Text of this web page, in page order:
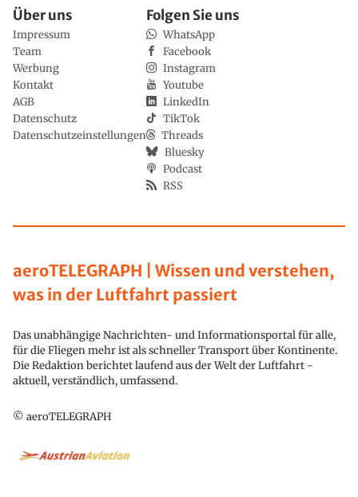
aeroTELEGRAPH | Wissen und verstehen,
was in der Luftfahrt passiert
Das unabhängige Nachrichten- und Informationsportal für alle,
für die Fliegen mehr ist als schneller Transport über Kontinente.
Die Redaktion berichtet laufend aus der Welt der Luftfahrt -
aktuell, verständlich, umfassend.
© aeroTELEGRAPH
Über uns
Impressum
Team
Werbung
Kontakt
AGB
Datenschutz
Datenschutzeinstellungen
Folgen Sie uns
WhatsApp
Facebook
Instagram
Youtube
LinkedIn
TikTok
Threads
Bluesky
Podcast
RSS